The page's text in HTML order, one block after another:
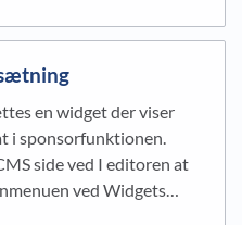
en widget der viser
i sponsorfunktionen.
side ved I editoren at
ved Widgets…